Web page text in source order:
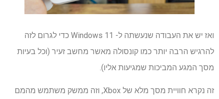
ואז יש את העבודה שנעשתה ל- Windows 11 כדי לגרום לזה
להרגיש הרבה יותר כמו קונסולה מאשר מחשב זעיר (וכל בעיות
מסך המגע המביכות שמגיעות אליו).
זה נקרא חוויית מסך מלא של Xbox, וזה ממשק משתמש מהמם